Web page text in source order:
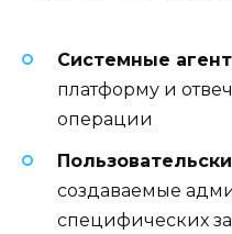
Системные
платформу и
операции
создаваемые
специфических